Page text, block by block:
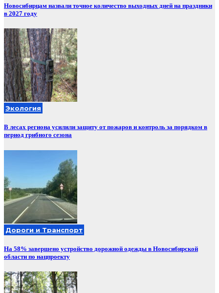
Новосибирцам назвали точное количество выходных дней на праздники
в 2027 году
Экология
В лесах региона усилили защиту от пожаров и контроль за порядком в
период грибного сезона
Дороги и Транспорт
На 58% завершено устройство дорожной одежды в Новосибирской
области по нацпроекту